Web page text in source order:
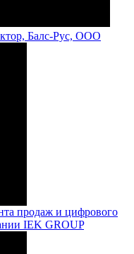
Балс-Рус, ООО
продаж и цифрового
IEK GROUP